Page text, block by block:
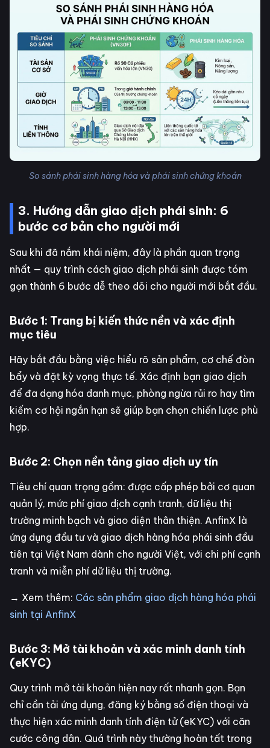
So sánh phái sinh hàng hóa và phái sinh chứng khoán
3. Hướng dẫn giao dịch phái sinh: 6
bước cơ bản cho người mới
Sau khi đã nắm khái niệm, đây là phần quan trọng
nhất — quy trình cách giao dịch phái sinh được tóm
gọn thành 6 bước dễ theo dõi cho người mới bắt đầu.
Bước 1: Trang bị kiến thức nền và xác định
mục tiêu
Hãy bắt đầu bằng việc hiểu rõ sản phẩm, cơ chế đòn
bẩy và đặt kỳ vọng thực tế. Xác định bạn giao dịch
để đa dạng hóa danh mục, phòng ngừa rủi ro hay tìm
kiếm cơ hội ngắn hạn sẽ giúp bạn chọn chiến lược phù
hợp.
Bước 2: Chọn nền tảng giao dịch uy tín
Tiêu chí quan trọng gồm: được cấp phép bởi cơ quan
quản lý, mức phí giao dịch cạnh tranh, dữ liệu thị
trường minh bạch và giao diện thân thiện. AnfinX là
ứng dụng đầu tư và giao dịch hàng hóa phái sinh đầu
tiên tại Việt Nam dành cho người Việt, với chi phí cạnh
tranh và miễn phí dữ liệu thị trường.
→ Xem thêm: Các sản phẩm giao dịch hàng hóa phái
sinh tại AnfinX
Bước 3: Mở tài khoản và xác minh danh tính
(eKYC)
Quy trình mở tài khoản hiện nay rất nhanh gọn. Bạn
chỉ cần tải ứng dụng, đăng ký bằng số điện thoại và
thực hiện xác minh danh tính điện tử (eKYC) với căn
cước công dân. Quá trình này thường hoàn tất trong